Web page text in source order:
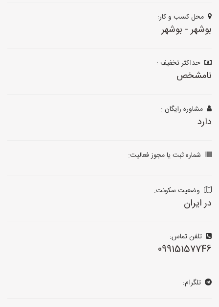
محل کسب و کار:
بوشهر - بوشهر
حداکثر تخفیف :
نامشخص
مشاوره رایگان :
دارد
شماره ثبت یا مجوز فعالیت:
وضعیت سکونت:
در ایران
تلفن تماس:
09915157746
تلگرام: